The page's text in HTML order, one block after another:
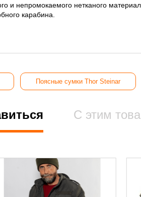
и непромокаемого нетканого
карабина.
Поясные сумки Thor Steinar
С этим